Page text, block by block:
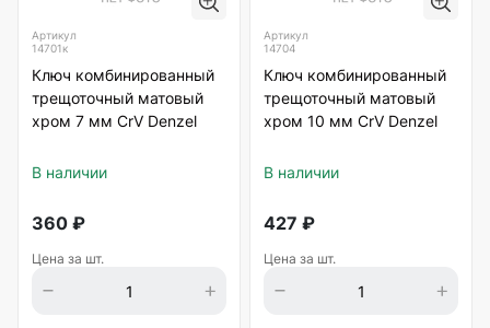
Артикул
14701к
Ключ комбинированный
трещоточный матовый
хром 7 мм CrV Denzel
В наличии
360 ₽
Цена за шт.
Артикул
14704
Ключ комбинированный
трещоточный матовый
хром 10 мм CrV Denzel
В наличии
427 ₽
Цена за шт.